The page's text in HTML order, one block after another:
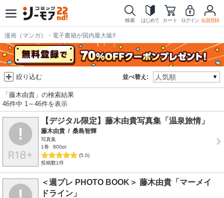
検索 はじめて カート ログイン 会員登録
漫画（マンガ）・電子書籍が国内最大級!!
並べ替え:
絞り込む
「藤木由貴」の検索結果
46件中 1～46件を表示
【デジタル限定】藤木由貴写真集「温泉旅情」
藤木由貴 / 桑島智輝
写真集
1巻
800pt
(5.0)
投稿数1件
＜週プレ PHOTO BOOK＞ 藤木由貴「マーメイ
ドライン」